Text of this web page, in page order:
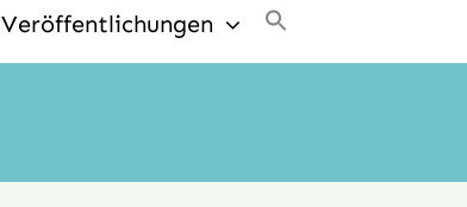
Veröffentlichungen